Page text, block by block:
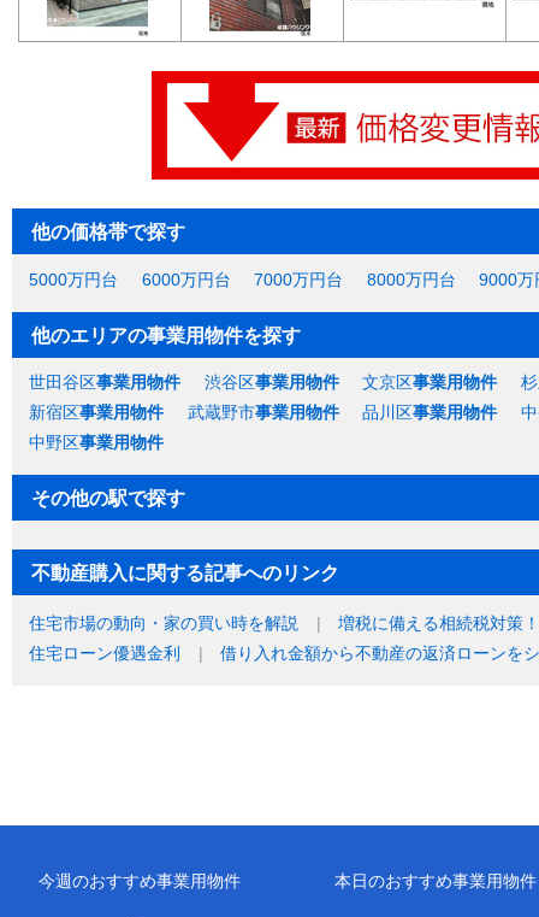
他の価格帯で探す
5000万円台 6000万円台 7000万円台 8000万円台 9000万
他のエリアの事業用物件を探す
世田谷区事業用物件 渋谷区事業用物件 文京区事業用物件
新宿区事業用物件 武蔵野市事業用物件 品川区事業用物件
中野区事業用物件
その他の駅で探す
不動産購入に関する記事へのリンク
住宅市場の動向・家の買い時を解説
増税に備える相続税対策
住宅ローン優遇金利
借り入れ金額から不動産の返済ローンを
今週のおすすめ事業用物件 本日のおすすめ事業用物件